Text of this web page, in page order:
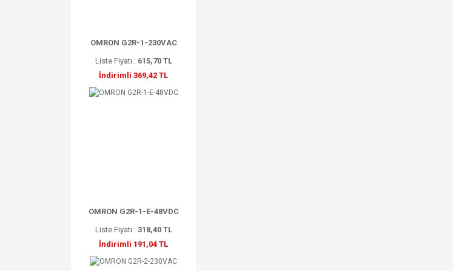
OMRON G2R-1-230VAC
Liste Fiyatı : 615,70 TL
İndirimli 369,42 TL
OMRON G2R-1-E-48VDC
Liste Fiyatı : 318,40 TL
İndirimli 191,04 TL